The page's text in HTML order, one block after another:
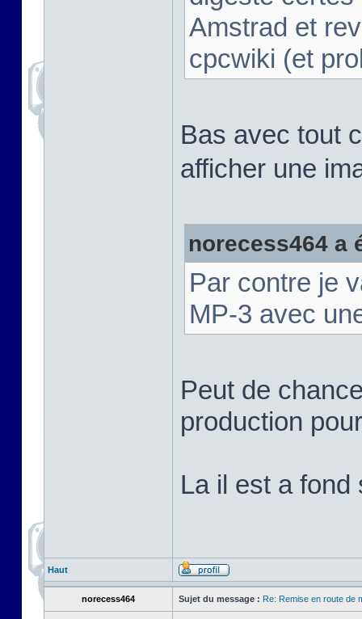
Amstrad et
cpcwiki (et
Bas avec tout
afficher une
norecess464 a
Par contre je
MP-3 avec
Peut de
production
La il est a
Haut
norecess464 Sujet du message : Re: Remise en route de